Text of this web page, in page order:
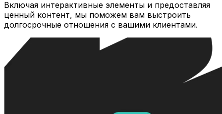
Включая интерактивные элементы и предоставляя
ценный контент, мы поможем вам выстроить
долгосрочные отношения с вашими клиентами.